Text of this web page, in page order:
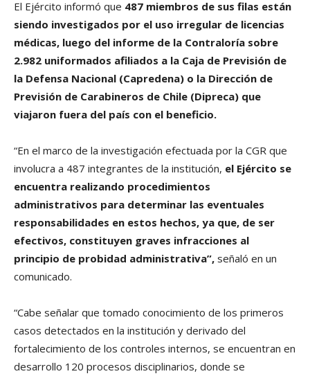
El Ejército informó que 487 miembros de sus filas están
siendo investigados por el uso irregular de licencias
médicas, luego del informe de la Contraloría sobre
2.982 uniformados afiliados a la Caja de Previsión de
la Defensa Nacional (Capredena) o la Dirección de
Previsión de Carabineros de Chile (Dipreca) que
viajaron fuera del país con el beneficio.
“En el marco de la investigación efectuada por la CGR que
involucra a 487 integrantes de la institución, el Ejército se
encuentra realizando procedimientos
administrativos para determinar las eventuales
responsabilidades en estos hechos, ya que, de ser
efectivos, constituyen graves infracciones al
principio de probidad administrativa”, señaló en un
comunicado.
“Cabe señalar que tomado conocimiento de los primeros
casos detectados en la institución y derivado del
fortalecimiento de los controles internos, se encuentran en
desarrollo 120 procesos disciplinarios, donde se